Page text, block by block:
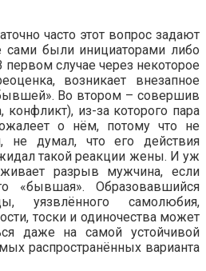
часто этот вопрос задают
были инициаторами либо
случае через некоторое
возникает внезапное
Во втором – совершив
конфликт), из-за которого пара
о нём, потому что не
не думал, что его действия
такой реакции жены. И уж
разрыв мужчина, если
«бывшая». Образовавшийся
уязвлённого самолюбия,
тоски и одиночества может
даже на самой устойчивой
распространённых варианта